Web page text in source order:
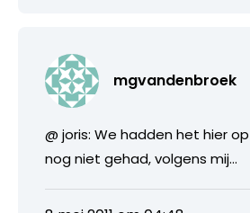
mgvandenbroek
@ joris: We hadden het hier
nog niet gehad, volgens mij…